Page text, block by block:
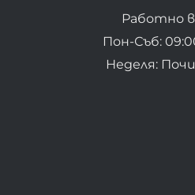
Работно
Пон-Съб:
Неделя: